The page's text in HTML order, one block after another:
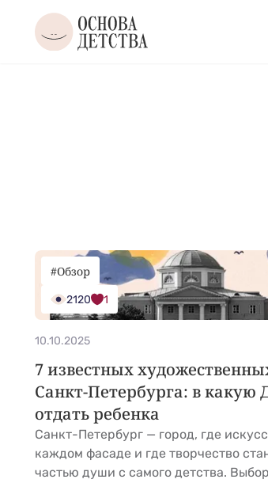
#Обзор
2120 1
10.10.2025
7 известных
Санкт-Петербурга: в
отдать ребенка
Санкт-Петербург — город, где
каждом фасаде и где творчество
частью души с самого детства. Выбор